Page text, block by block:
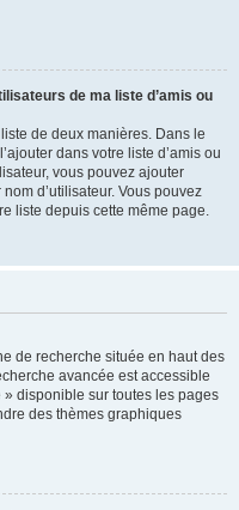
de ma liste d’amis ou
de deux manières. Dans le
dans votre liste d’amis ou
vous pouvez ajouter
d’utilisateur. Vous pouvez
liste depuis cette même page.
de recherche située en haut des
avancée est accessible
disponible sur toutes les pages
des thèmes graphiques